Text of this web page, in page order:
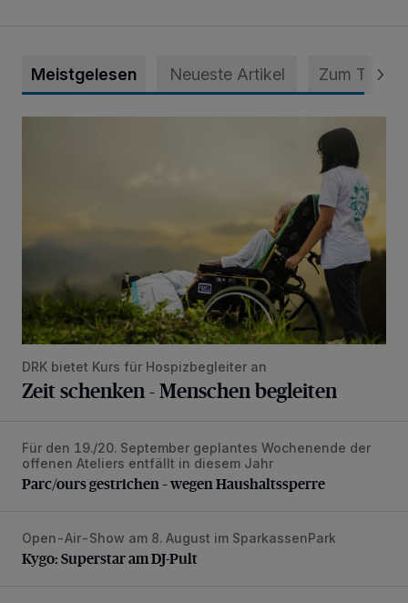
Meistgelesen Neueste Artikel Zum Thema
DRK bietet Kurs für Hospizbegleiter an
Zeit schenken - Menschen begleiten
Parc/ours gestrichen – wegen Haushaltssperre
Für den 19./20. September geplantes Wochenende der
offenen Ateliers entfällt in diesem Jahr
Parc/ours gestrichen – wegen Haushaltssperre
Kygo: Superstar am DJ-Pult
Open-Air-Show am 8. August im SparkassenPark
Kygo: Superstar am DJ-Pult